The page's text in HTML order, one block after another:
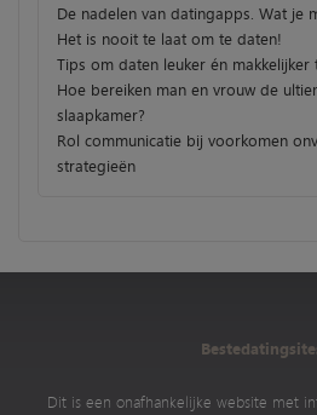
De nadelen van datingapps. Wat je
Het is nooit te laat om te daten!
Tips om daten leuker én makkelijker
Hoe bereiken man en vrouw de
slaapkamer?
Rol communicatie bij voorkomen
strategieën
Dit is een onafhankelijke website met